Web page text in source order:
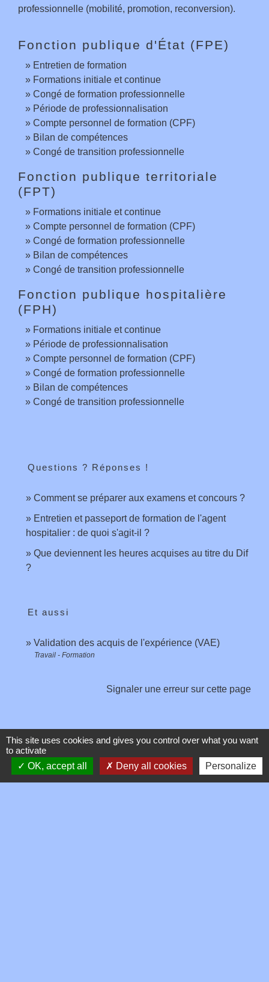
professionnelle (mobilité, promotion, reconversion).
Fonction publique d'État (FPE)
Entretien de formation
Formations initiale et continue
Congé de formation professionnelle
Période de professionnalisation
Compte personnel de formation (CPF)
Bilan de compétences
Congé de transition professionnelle
Fonction publique territoriale
(FPT)
Formations initiale et continue
Compte personnel de formation (CPF)
Congé de formation professionnelle
Bilan de compétences
Congé de transition professionnelle
Fonction publique hospitalière
(FPH)
Formations initiale et continue
Période de professionnalisation
Compte personnel de formation (CPF)
Congé de formation professionnelle
Bilan de compétences
Congé de transition professionnelle
Questions ? Réponses !
Comment se préparer aux examens et concours ?
Entretien et passeport de formation de l'agent
hospitalier : de quoi s'agit-il ?
Que deviennent les heures acquises au titre du Dif
?
Et aussi
Validation des acquis de l'expérience (VAE)
Travail - Formation
Signaler une erreur sur cette page
Contacts
This site uses cookies and gives you control over what you want
to activate
OK, accept all
Deny all cookies Personalize